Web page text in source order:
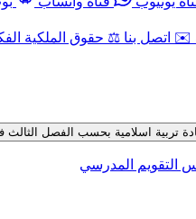
✉️ اتصل بنا ⚖️ حقوق الملكية
اسلامية بحسب الفصل الثالث في قسم
التقويم المدرسي